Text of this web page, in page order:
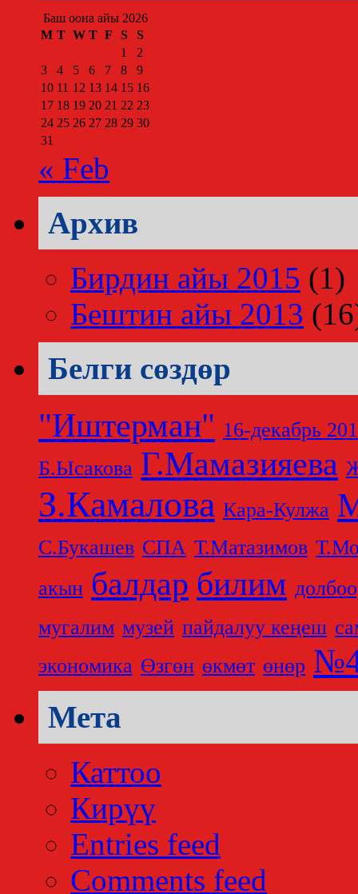
Баш оона айы 2026
M T W T F S
S
1
2
3
4 5 6 7 8
9
10 11 12 13 14 15 16
17 18 19 20 21 22 23
24 25 26 27 28 29 30
31
« Feb
Архив
Бирдин айы 2015 (1)
Бештин айы 2013
Белги сөздөр
"Иштерман" 16-декабрь
Б.Ысакова Г.Мамазияева
З.Камалова Кара-Кулжа
С.Букашев СПА Т.Матазимов
акын балдар билим
мугалим музей пайдалуу кеңеш
экономика Өзгөн өкмөт өнөр
Мета
Каттоо
Кирүү
Entries feed
Comments feed